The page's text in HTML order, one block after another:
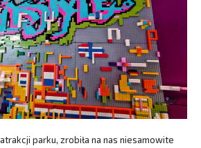
parku, zrobiła na nas niesamowite